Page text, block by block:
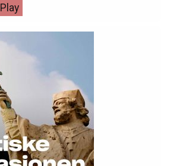
der?Hør hva journalist Ola
fant da han overnattet i byen.
Play